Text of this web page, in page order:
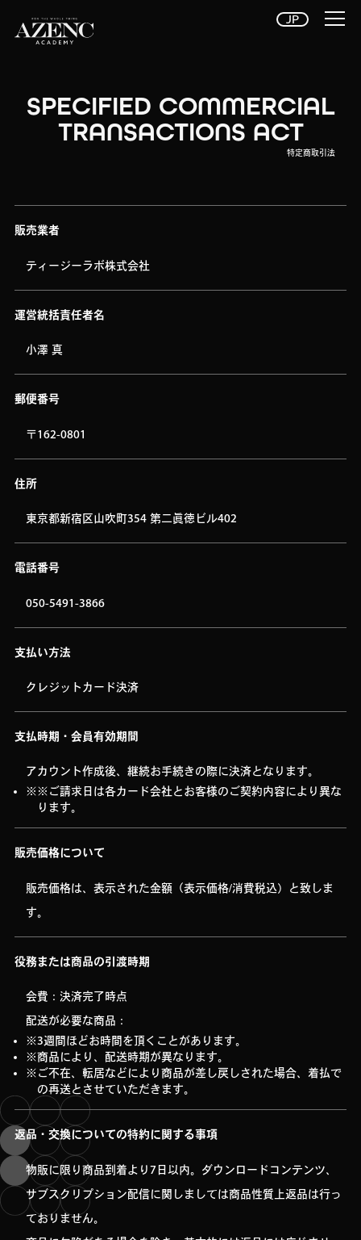
JP
SPECIFIED COMMERCIAL
TRANSACTIONS ACT
特定商取引法
販売業者
ティージーラボ株式会社
運営統括責任者名
小澤 真
郵便番号
〒162-0801
住所
東京都新宿区山吹町354 第二眞徳ビル402
電話番号
050-5491-3866
支払い方法
クレジットカード決済
支払時期・会員有効期間
アカウント作成後、継続お手続きの際に決済となります。
※ご請求日は各カード会社とお客様のご契約内容により異な
ります。
販売価格について
販売価格は、表示された金額（表示価格/消費税込）と致しま
す。
役務または商品の引渡時期
会費：決済完了時点
配送が必要な商品：
3週間ほどお時間を頂くことがあります。
商品により、配送時期が異なります。
ご不在、転居などにより商品が差し戻しされた場合、着払で
の再送とさせていただきます。
返品・交換についての特約に関する事項
物販に限り商品到着より7日以内。ダウンロードコンテンツ、
サブスクリプション配信に関しましては商品性質上返品は行っ
ておりません。